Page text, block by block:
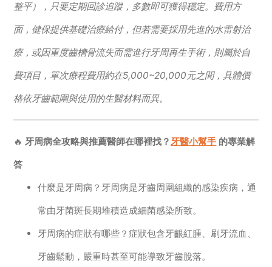
整平），只要定期回診追蹤，多數即可獲得穩定。費用方
面，健保提供基礎治療給付，但若需要採用先進的水雷射治
療，或因重度齒槽骨流失而需進行牙周再生手術，則屬於自
費項目，單次療程費用約在5,000~20,000元之間，具體價
格依牙齒範圍與使用的生醫材料而異。
🔥牙周病全攻略與推薦醫師在哪裡找？牙醫小幫手 的專業解
答
什麼是牙周病？牙周病是牙齒周圍組織的感染疾病，通
常由牙菌斑長期堆積造成細菌感染所致。
牙周病的症狀有哪些？症狀包含牙齦紅腫、刷牙流血、
牙齒鬆動，嚴重時甚至可能導致牙齒脫落。